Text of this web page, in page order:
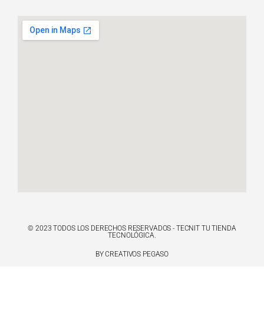
© 2023 TODOS LOS DERECHOS RESERVADOS - TECNIT TU TIENDA
TECNOLÓGICA.
BY CREATIVOS PEGASO